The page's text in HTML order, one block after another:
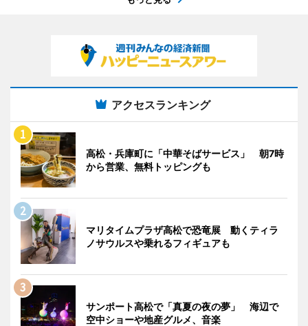
アクセスランキング
高松・兵庫町に「中華そばサービス」 朝7時
から営業、無料トッピングも
マリタイムプラザ高松で恐竜展 動くティラ
ノサウルスや乗れるフィギュアも
サンポート高松で「真夏の夜の夢」 海辺で
空中ショーや地産グルメ、音楽